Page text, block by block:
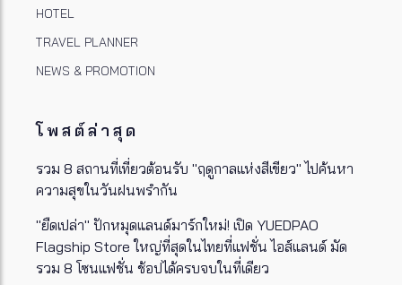
HOTEL
TRAVEL PLANNER
NEWS & PROMOTION
โพสต์ล่าสุด
รวม 8 สถานที่เที่ยวต้อนรับ "ฤดูกาลแห่งสีเขียว" ไปค้นหา
ความสุขในวันฝนพรำกัน
"ยืดเปล่า" ปักหมุดแลนด์มาร์กใหม่! เปิด YUEDPAO
Flagship Store ใหญ่ที่สุดในไทยที่แฟชั่น ไอส์แลนด์ มัด
รวม 8 โซนแฟชั่น ช้อปได้ครบจบในที่เดียว